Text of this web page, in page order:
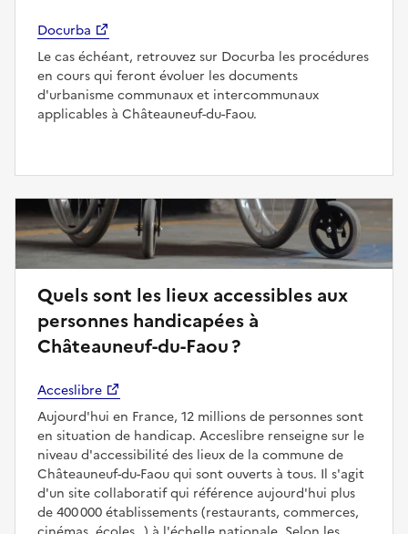
Docurba
Le cas échéant, retrouvez sur Docurba les procédures
en cours qui feront évoluer les documents
d'urbanisme communaux et intercommunaux
applicables à Châteauneuf-du-Faou.
Quels sont les lieux accessibles aux
personnes handicapées à
Châteauneuf-du-Faou ?
Acceslibre
Aujourd'hui en France, 12 millions de personnes sont
en situation de handicap. Acceslibre renseigne sur le
niveau d'accessibilité des lieux de la commune de
Châteauneuf-du-Faou qui sont ouverts à tous. Il s'agit
d'un site collaboratif qui référence aujourd'hui plus
de 400 000 établissements (restaurants, commerces,